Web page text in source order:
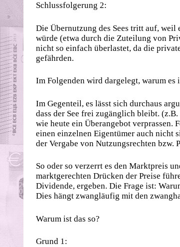
Schlussfolgerung 2:
Die Übernutzung des Sees tritt auf, weil
würde (etwa durch die Zuteilung von
nicht so einfach überlastet, da die
gefährden.
Im Folgenden wird dargelegt, warum
Im Gegenteil, es lässt sich durchaus
dass der See frei zugänglich bleibt.
wie heute ein Überangebot verprassen.
einen einzelnen Eigentümer auch nicht
der Vergabe von Nutzungsrechten bzw.
So oder so verzerrt es den Marktpreis
marktgerechten Drücken der Preise
Dividende, ergeben. Die Frage ist:
Dies hängt zwangläufig mit den
Warum ist das so?
Grund 1: